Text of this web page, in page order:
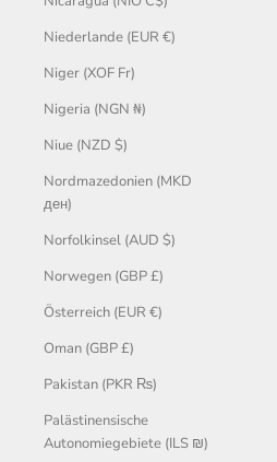
Niederlande (EUR €)
Niger (XOF Fr)
Nigeria (NGN ₦)
Niue (NZD $)
Nordmazedonien (MKD
ден)
Norfolkinsel (AUD $)
Norwegen (GBP £)
Österreich (EUR €)
Oman (GBP £)
Pakistan (PKR ₨)
Palästinensische
Autonomiegebiete (ILS ₪)